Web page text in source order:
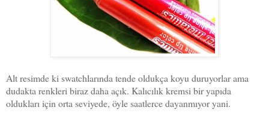
Alt resimde ki swatchlarında tende oldukça koyu duruyorlar ama
dudakta renkleri biraz daha açık. Kalıcılık kremsi bir yapıda
oldukları için orta seviyede, öyle saatlerce dayanmıyor yani.